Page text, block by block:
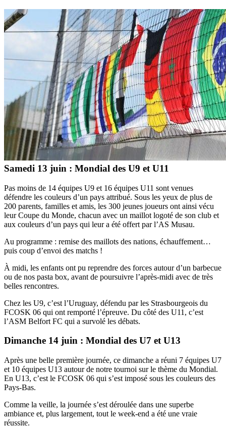
Samedi 13 juin : Mondial des U9 et U11
Pas moins de 14 équipes U9 et 16 équipes U11 sont venues
défendre les couleurs d’un pays attribué. Sous les yeux de plus de
200 parents, familles et amis, les 300 jeunes joueurs ont ainsi vécu
leur Coupe du Monde, chacun avec un maillot logoté de son club et
aux couleurs d’un pays qui leur a été offert par l’AS Musau.
Au programme : remise des maillots des nations, échauffement…
puis coup d’envoi des matchs !
À midi, les enfants ont pu reprendre des forces autour d’un barbecue
ou de nos pasta box, avant de poursuivre l’après-midi avec de très
belles rencontres.
Chez les U9, c’est l’Uruguay, défendu par les Strasbourgeois du
FCOSK 06 qui ont remporté l’épreuve. Du côté des U11, c’est
l’ASM Belfort FC qui a survolé les débats.
Dimanche 14 juin : Mondial des U7 et U13
Après une belle première journée, ce dimanche a réuni 7 équipes U7
et 10 équipes U13 autour de notre tournoi sur le thème du Mondial.
En U13, c’est le FCOSK 06 qui s’est imposé sous les couleurs des
Pays-Bas.
Comme la veille, la journée s’est déroulée dans une superbe
ambiance et, plus largement, tout le week-end a été une vraie
réussite.